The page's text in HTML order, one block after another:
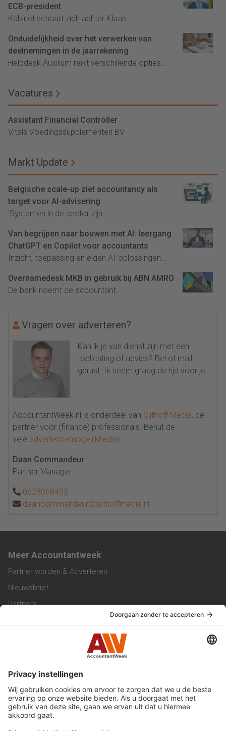
ECB-president
Kabinet schaart zich achter Klaas...
Onduidelijkheid over het verwerken van
deelnemingen in de jaarrekening
Helpdesk Auxilium reikt verschillende opties...
Vacatures
Assistant Financial Controller
Vitals Voedingssupplementen BV
Markt Update
Belgische scale-up ziet accountancy als
target voor AI-advisering
'Systemen in de sector zijn...
Van begrijpen naar bouwen met AI: leergang
ChatGPT en Copilot voor accountants
Inzicht, toepassing en eigen AI-oplossingen...
Overnamedesk MKB in gebruik bij ABN AMRO
De bank noemt de accountant...
Vragen over adverteren?
Kan ik je van dienst zijn met een
toelichting of advies? Bel of mail
gerust. Ik neem graag de tijd voor je.
AccountantWeek.nl is onderdeel van Sijthoff Media, dé
partner voor (finance) professionals. Benut de
vele advertentiemogelijkheden.
Daan Commandeur
Partner Manager
0628068433
daancommandeur@sijthoffmedia.nl
Meer Accountantweek
Partner worden & Adverteren
Nieuwsbrief
Partners
Werken bij ons
Privacy Statement
Algemene Voorwaarden